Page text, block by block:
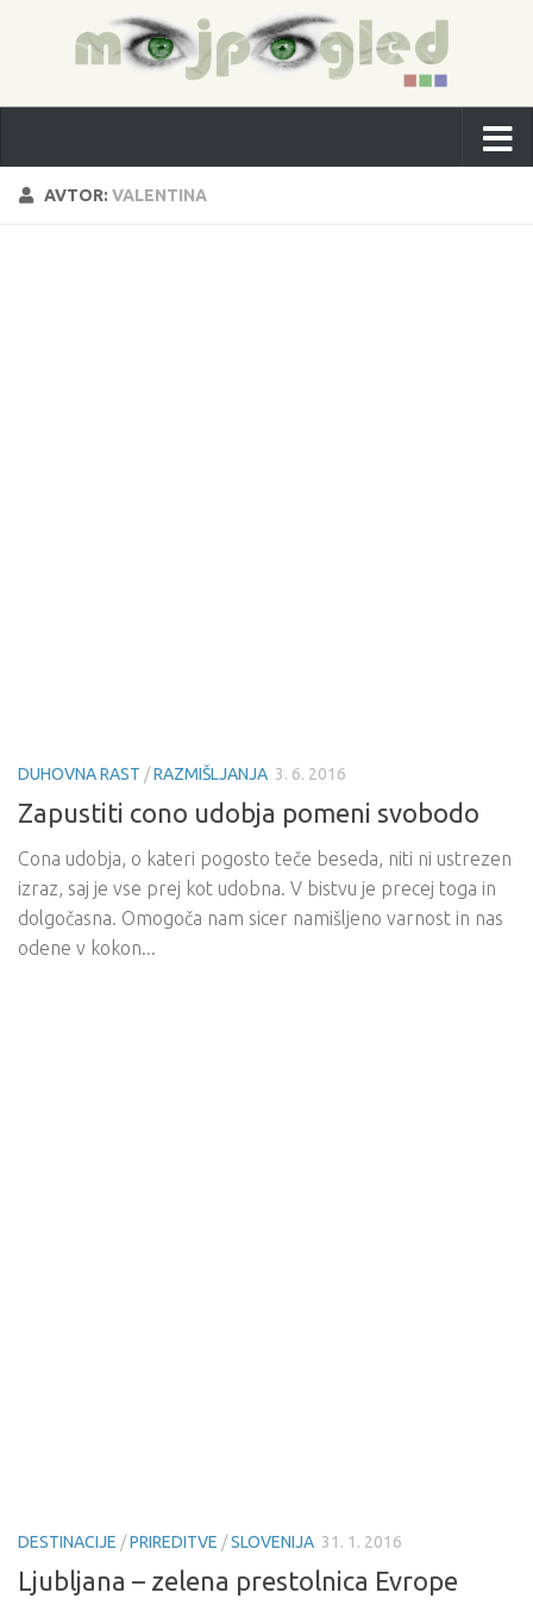
AVTOR: VALENTINA
DUHOVNA RAST /RAZMIŠLJANJA 3. 6. 2016
Zapustiti cono udobja pomeni svobodo
Cona udobja, o kateri pogosto teče beseda, niti ni ustrezen
izraz, saj je vse prej kot udobna. V bistvu je precej toga in
dolgočasna. Omogoča nam sicer namišljeno varnost in nas
odene v kokon...
DESTINACIJE /PRIREDITVE /SLOVENIJA 31. 1. 2016
Ljubljana – zelena prestolnica Evrope